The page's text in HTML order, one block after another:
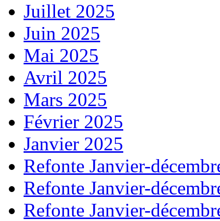
Juillet 2025
Juin 2025
Mai 2025
Avril 2025
Mars 2025
Février 2025
Janvier 2025
Refonte Janvier-
Refonte Janvier-
Refonte Janvier-